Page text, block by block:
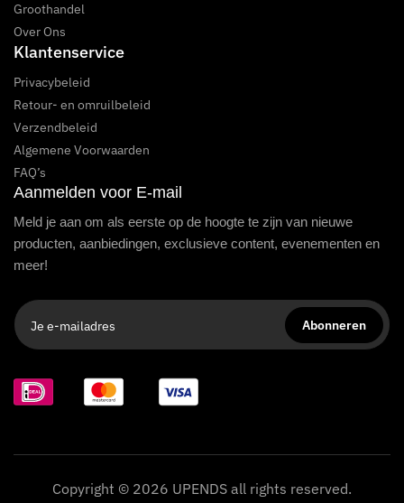
Groothandel
Over Ons
Klantenservice
Privacybeleid
Retour- en omruilbeleid
Verzendbeleid
Algemene Voorwaarden
FAQ’s
Aanmelden voor E-mail
Meld je aan om als eerste op de hoogte te zijn van nieuwe
producten, aanbiedingen, exclusieve content, evenementen en
meer!
Copyright © 2026 UPENDS all rights reserved.